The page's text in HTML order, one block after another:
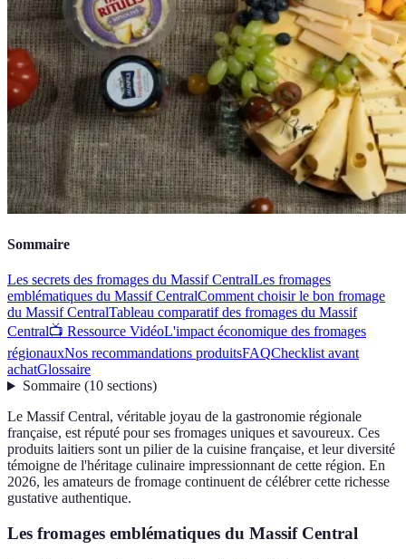
Sommaire
Les secrets des fromages du Massif CentralLes fromages
emblématiques du Massif CentralComment choisir le bon fromage
du Massif CentralTableau comparatif des fromages du Massif
Central📺 Ressource VidéoL'impact économique des fromages
régionauxNos recommandations produitsFAQChecklist avant
achatGlossaire
Sommaire(10 sections)
Le Massif Central, véritable joyau de la gastronomie régionale
française, est réputé pour ses fromages uniques et savoureux. Ces
produits laitiers sont un pilier de la cuisine française, et leur diversité
témoigne de l'héritage culinaire impressionnant de cette région. En
2026, les amateurs de fromage continuent de célébrer cette richesse
gustative authentique.
Les fromages emblématiques du Massif Central